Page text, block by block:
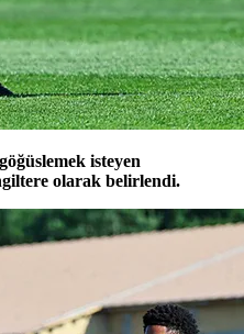
isteyen
olarak belirlendi.